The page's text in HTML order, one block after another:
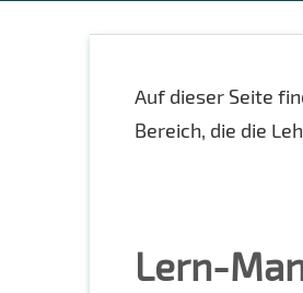
Auf dieser Seite
Bereich, die die
Lern-